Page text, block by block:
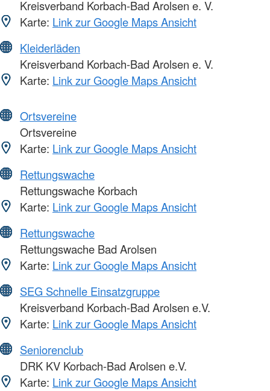
Kreisverband Korbach-Bad Arolsen e. V.
Karte: Link zur Google Maps Ansicht
Kleiderläden
Kreisverband Korbach-Bad Arolsen e. V.
Karte: Link zur Google Maps Ansicht
Ortsvereine
Ortsvereine
Karte: Link zur Google Maps Ansicht
Rettungswache
Rettungswache Korbach
Karte: Link zur Google Maps Ansicht
Rettungswache
Rettungswache Bad Arolsen
Karte: Link zur Google Maps Ansicht
SEG Schnelle Einsatzgruppe
Kreisverband Korbach-Bad Arolsen e.V.
Karte: Link zur Google Maps Ansicht
Seniorenclub
DRK KV Korbach-Bad Arolsen e.V.
Karte: Link zur Google Maps Ansicht